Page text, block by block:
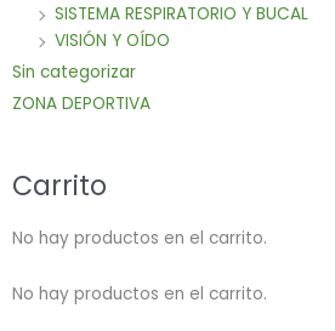
SISTEMA RESPIRATORIO Y BUCAL
VISIÓN Y OÍDO
Sin categorizar
ZONA DEPORTIVA
Carrito
No hay productos en el carrito.
No hay productos en el carrito.